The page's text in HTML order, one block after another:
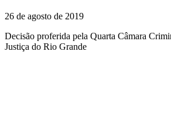
26 de agosto de 2019
Decisão proferida pela Quarta Câmara
Justiça do Rio Grande